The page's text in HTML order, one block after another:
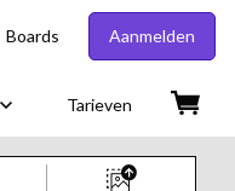
Boards Aanmelden
Tarieven